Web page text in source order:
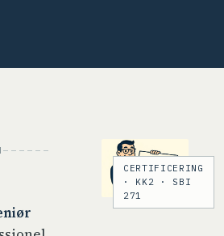
CERTIFICERING
· KK2 · SBI
271